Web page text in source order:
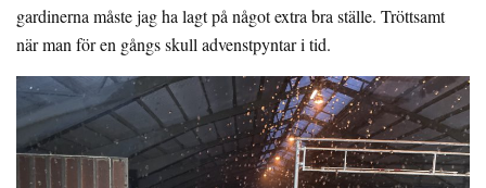
gardinerna måste jag ha lagt på något extra bra ställe. Tröttsamt
när man för en gångs skull advenstpyntar i tid.